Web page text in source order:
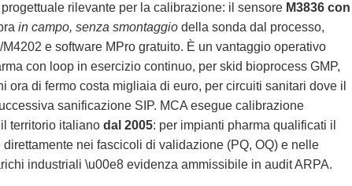
rilevante per la calibrazione: il sensore M3836 con
in campo, senza smontaggio della sonda dal processo,
e software MPro gratuito. È un vantaggio operativo
con loop in esercizio continuo, per skid bioprocess GMP,
ora di fermo costa migliaia di euro, per circuiti sanitari dove il
sanificazione SIP. MCA esegue calibrazione
territorio italiano dal 2005: per impianti pharma qualificati il
nei fascicoli di validazione (PQ, OQ) e nelle
industriali \u00e8 evidenza ammissibile in audit ARPA.